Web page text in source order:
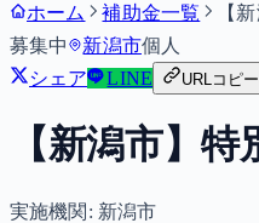
ホーム
補助金一覧
【
募集中
新潟市個人
シェア
LINE URLコピー
【新潟市】
実施機関: 新潟市